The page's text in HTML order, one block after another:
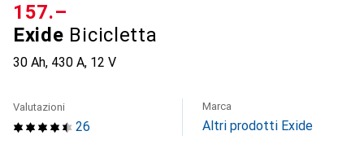
Exide Bicicletta
30 Ah, 430 A, 12 V
CHF
157.–
26
Valutazioni Marca
Altri prodotti Exide